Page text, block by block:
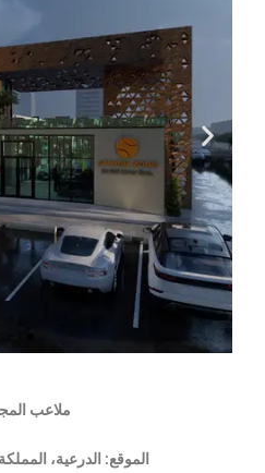
ملاعب
الموقع: الدرعية،